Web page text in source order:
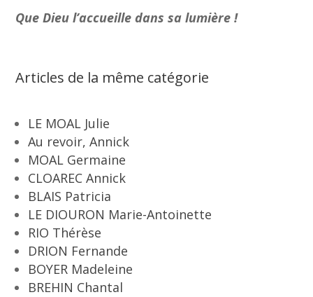
Que Dieu l’accueille dans sa lumière !
Articles de la même catégorie
LE MOAL Julie
Au revoir, Annick
MOAL Germaine
CLOAREC Annick
BLAIS Patricia
LE DIOURON Marie-Antoinette
RIO Thérèse
DRION Fernande
BOYER Madeleine
BREHIN Chantal